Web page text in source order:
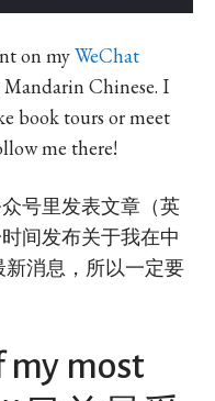
on myWeChat
Chinese. I
book tours or meet
me there!
号里发表文章（英
间发布关于我在中
消息，所以一定要
my most